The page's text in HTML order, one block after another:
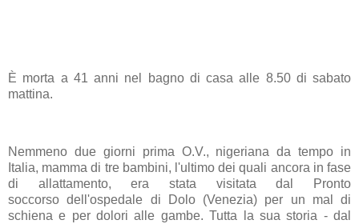
È morta a 41 anni nel bagno di casa alle 8.50 di sabato
mattina.
Nemmeno due giorni prima O.V., nigeriana da tempo in
Italia, mamma di tre bambini, l'ultimo dei quali ancora in fase
di allattamento, era stata visitata dal
Pronto
soccorso dell'ospedale di Dolo(Venezia) per un mal di
schiena e per dolori alle gambe. Tutta la sua storia - dal